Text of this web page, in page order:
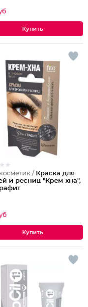
/ Краска для
и ресниц "Крем-хна",